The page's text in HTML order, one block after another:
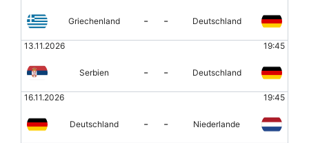
Griechenland - - Deutschland
13.11.2026 19:45
Serbien - - Deutschland
16.11.2026 19:45
Deutschland - - Niederlande